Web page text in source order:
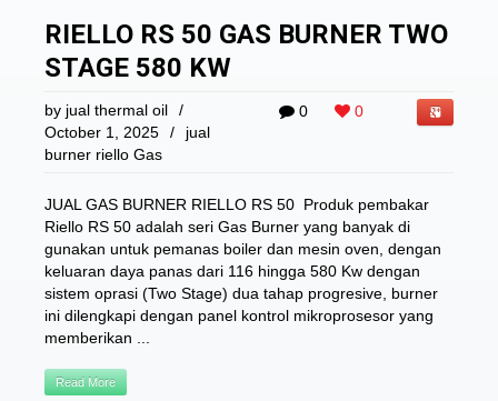
RIELLO RS 50 GAS BURNER TWO
STAGE 580 KW
0 0
by jual thermal oil
/
October 1, 2025
/
jual
burner riello Gas
JUAL GAS BURNER RIELLO RS 50 Produk pembakar
Riello RS 50 adalah seri Gas Burner yang banyak di
gunakan untuk pemanas boiler dan mesin oven, dengan
keluaran daya panas dari 116 hingga 580 Kw dengan
sistem oprasi (Two Stage) dua tahap progresive, burner
ini dilengkapi dengan panel kontrol mikroprosesor yang
memberikan ...
Read More